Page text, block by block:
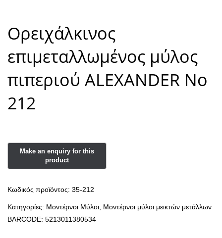
Ορειχάλκινος
επιμεταλλωμένος μύλος
πιπεριού ALEXANDER Νο
212
Κωδικός προϊόντος: 35-212
Κατηγορίες: Μοντέρνοι Μύλοι Μοντέρνοι μύλοι μεικτών μετάλλων
BARCODE: 5213011380534